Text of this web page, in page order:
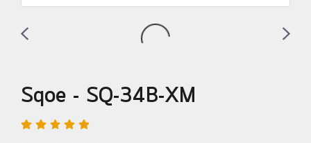
Sqoe - SQ-34B-XM